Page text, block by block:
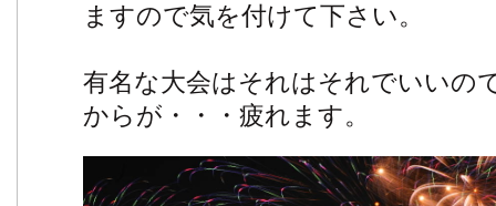
ますので気を付けて下さい。
有名な大会はそれはそれでいいの
からが・・・疲れます。